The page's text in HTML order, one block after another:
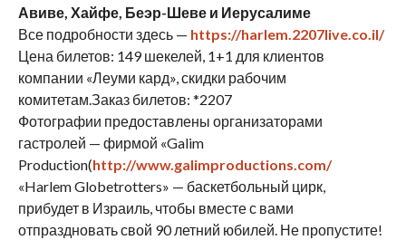
Авиве, Хайфе, Беэр-Шеве и Иерусалиме
Все подробности здесь — https://harlem.2207live.co.il/
Цена билетов: 149 шекелей, 1+1 для клиентов
компании «Леуми кард», скидки рабочим
комитетам.Заказ билетов: *2207
Фотографии предоставлены организаторами
гастролей — фирмой «Galim
Production(http://www.galimproductions.com/
«HarlemGlobetrotters» — баскетбольный цирк,
прибудет в Израиль, чтобы вместе с вами
отпраздновать свой 90 летний юбилей. Не пропустите!